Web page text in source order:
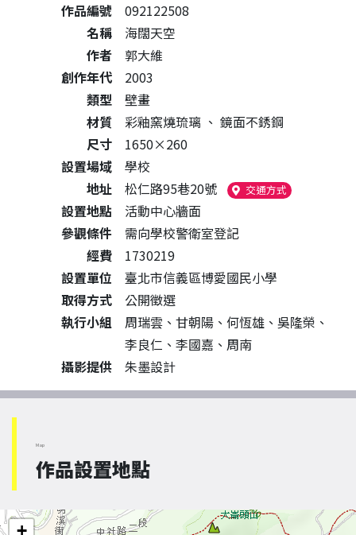
作品編號
092122508
名稱
海闊天空
作者
郭大維
創作年代
2003
類型
壁畫
材質
彩釉窯燒琉璃 、 鏡面不銹鋼
尺寸
1650×260
設置場域
學校
地址
松仁路95巷20號 交通方式（另開新視窗
設置地點
活動中心牆面
參觀條件
需向學校警衛室登記
經費
1730219
設置單位
臺北市信義區博愛國民小學
取得方式
公開徵選
執行小組
周瑞雲、甘朝陽、何恆雄、吳隆榮、
李良仁、李國嘉、周南
攝影提供
朱墨設計
Map
作品設置地點
+